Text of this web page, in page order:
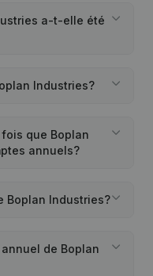
a-t-elle été
Industries?
que Boplan
annuels?
Boplan Industries?
de Boplan